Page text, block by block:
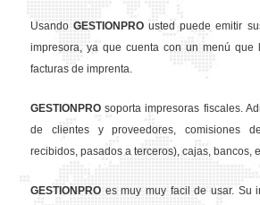
Usando GESTION PRO usted puede emitir
impresora, ya que cuenta con un menú
facturas de imprenta.
GESTION PRO soporta impresoras fiscales.
de clientes y proveedores, comisiones
recibidos, pasados a terceros), cajas, bancos,
GESTION PRO es muy muy facil de usar. Su